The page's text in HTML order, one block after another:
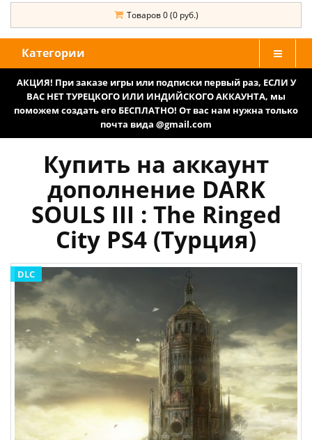
Товаров 0 (0 руб.)
Категории
АКЦИЯ! При заказе игры или подписки первый раз, ЕСЛИ У
ВАС НЕТ ТУРЕЦКОГО ИЛИ ИНДИЙСКОГО АККАУНТА, мы
поможем создать его БЕСПЛАТНО! От вас нам нужна только
почта вида @gmail.com
Купить на аккаунт
дополнение DARK
SOULS III : The Ringed
City PS4 (Турция)
DLC